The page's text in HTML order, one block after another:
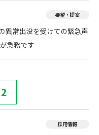
要望・提案
常出没を受けての緊急声
急務です
2
採用情報